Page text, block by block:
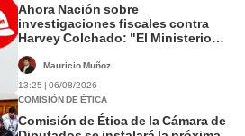
Ahora Nación sobre
investigaciones fiscales contra
Harvey Colchado: "El Ministerio
políticamente"
Mauricio Muñoz
13:25 | 06/08/2026
COMISIÓN DE ÉTICA
Comisión de Ética de la Cámara de